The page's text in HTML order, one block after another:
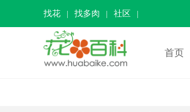
找花 找多肉 社区
首页